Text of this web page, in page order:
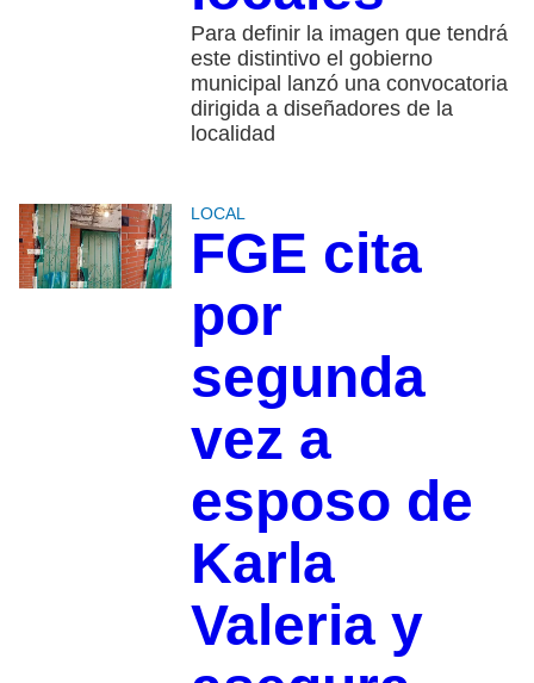
Para definir la imagen que tendrá
este distintivo el gobierno
municipal lanzó una convocatoria
dirigida a diseñadores de la
localidad
LOCAL
FGE cita
por
segunda
vez a
esposo de
Karla
Valeria y